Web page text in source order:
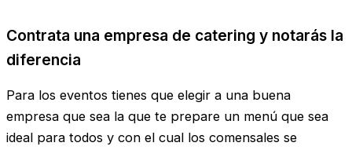
Contrata una empresa de catering y notarás la
diferencia
Para los eventos tienes que elegir a una buena
empresa que sea la que te prepare un menú que sea
ideal para todos y con el cual los comensales se